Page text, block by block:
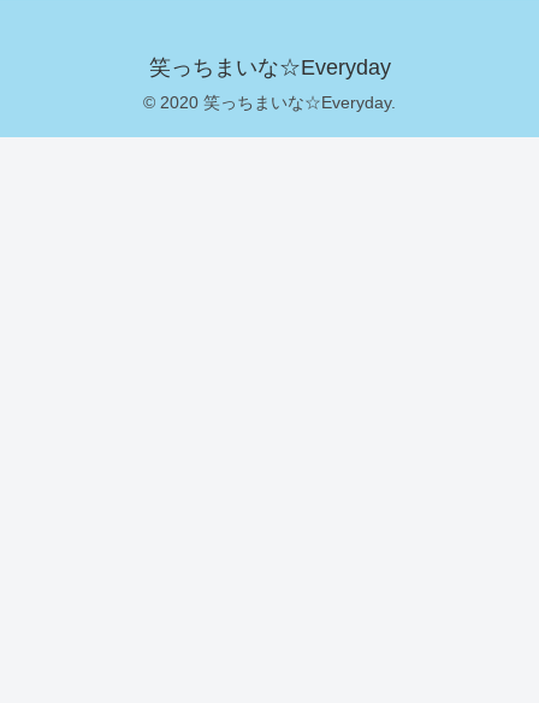
笑っちまいな☆Everyday
© 2020 笑っちまいな☆Everyday.